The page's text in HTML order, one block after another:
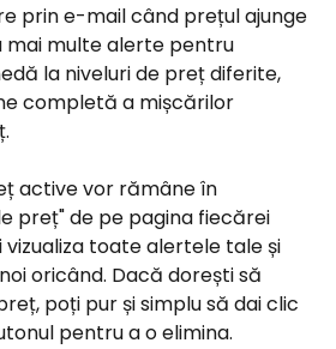
prin e-mail când prețul ajunge
mai multe alerte pentru
la niveluri de preț diferite,
completă a mișcărilor
active vor rămâne în
preț" de pe pagina fiecărei
toate alertele tale și
oricând. Dacă dorești să
poți pur și simplu să dai clic
pentru a o elimina.